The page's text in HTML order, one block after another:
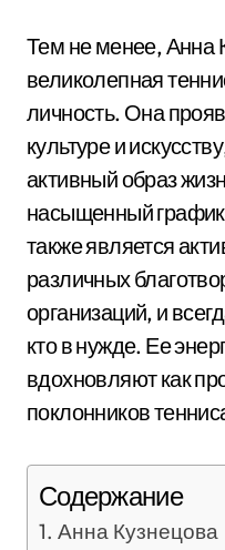
Тем не менее, Анна
великолепная
личность. Она
культуре и
активный образ
насыщенный
также является
различных
организаций, и
кто в нужде. Ее
вдохновляют как
поклонников
Содержание
Анна Кузнецова